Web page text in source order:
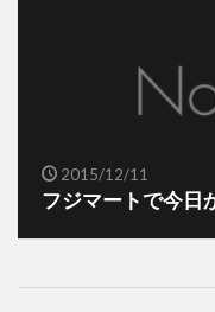
2015/12/11
フジマートで今日